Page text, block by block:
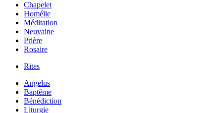
Chapelet
Homélie
Méditation
Neuvaine
Prière
Rosaire
Rites
Angelus
Baptême
Bénédiction
Liturgie